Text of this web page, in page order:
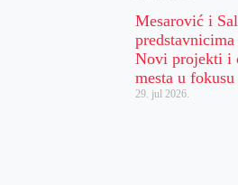
Mesarović i
Novi projekti i
mesta u fokusu
29. jul 2026.